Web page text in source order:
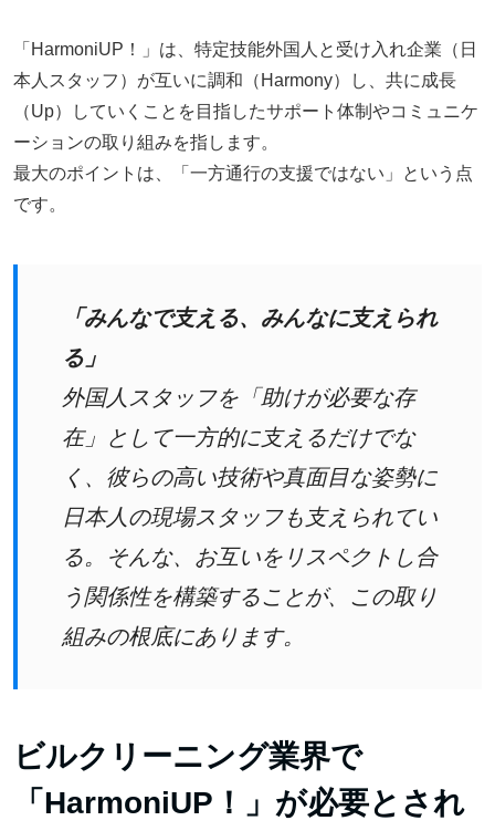
「HarmoniUP！」は、特定技能外国人と受け入れ企業（日
本人スタッフ）が互いに調和（Harmony）し、共に成長
（Up）していくことを目指したサポート体制やコミュニケ
ーションの取り組みを指します。
最大のポイントは、「一方通行の支援ではない」という点
です。
「みんなで支える、みんなに支えられ
る」
外国人スタッフを「助けが必要な存
在」として一方的に支えるだけでな
く、彼らの高い技術や真面目な姿勢に
日本人の現場スタッフも支えられてい
る。そんな、お互いをリスペクトし合
う関係性を構築することが、この取り
組みの根底にあります。
ビルクリーニング業界で
「HarmoniUP！」が必要とされ